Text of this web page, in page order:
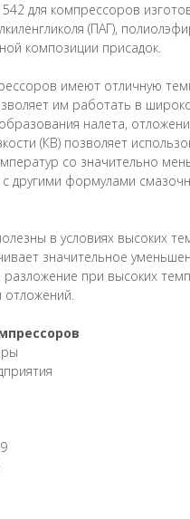
для компрессоров
(ПАГ),
композиции присадок.
имеют отличную
им работать в
налета,
(КВ) позволяет
со значительно
другими формулами
в условиях высоких
значительное
разложение при высоких
отложений.